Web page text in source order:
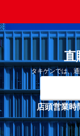
直
タキゲンでは、
店頭営業時